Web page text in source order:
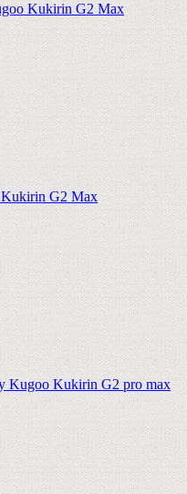
Kukirin G2 Max
Kukirin G2 Max
Kugoo Kukirin G2 pro max